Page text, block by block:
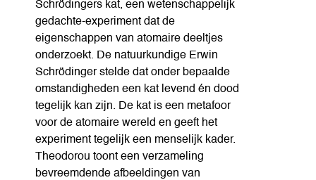
Schrödingers kat, een wetenschappelijk
gedachte-experiment dat de
eigenschappen van atomaire deeltjes
onderzoekt. De natuurkundige Erwin
Schrödinger stelde dat onder bepaalde
omstandigheden een kat levend én dood
tegelijk kan zijn. De kat is een metafoor
voor de atomaire wereld en geeft het
experiment tegelijk een menselijk kader.
Theodorou toont een verzameling
bevreemdende afbeeldingen van